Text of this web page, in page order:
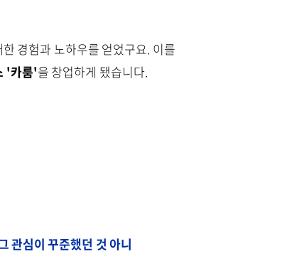
경험과 노하우를 얻었구요. 이를
'카룸'을 창업하게 됐습니다.
관심이 꾸준했던 것 아니